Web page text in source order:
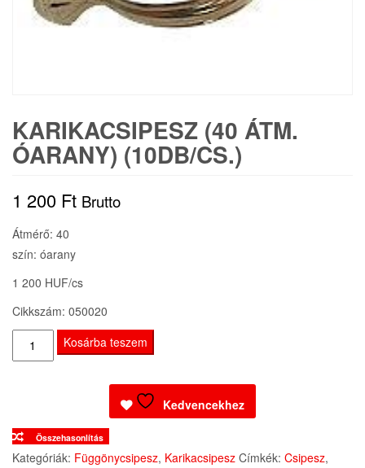
KARIKACSIPESZ (40 ÁTM.
ÓARANY) (10DB/CS.)
1 200 Ft Brutto
Átmérő: 40
szín: óarany
1 200 HUF/cs
Cikkszám: 050020
Karikacsipesz
(40
mennyiség
Kosárba teszem
Kedvencekhez
Összehasonlítás
Kategóriák: Függönycsipesz, Karikacsipesz Címkék: Csipesz,